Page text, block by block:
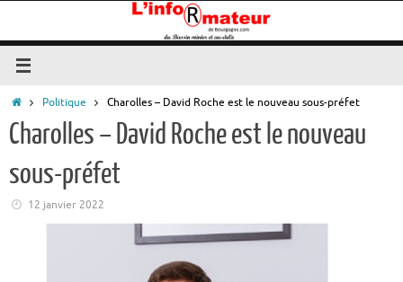
contenu
AccueilPolitique Charolles – David Roche est le nouveau sous-préfet
Charolles – David Roche est le nouveau
sous-préfet
12 janvier 2022